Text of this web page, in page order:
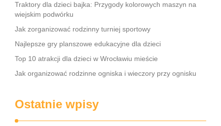
Traktory dla dzieci bajka: Przygody kolorowych maszyn na
wiejskim podwórku
Jak zorganizować rodzinny turniej sportowy
Najlepsze gry planszowe edukacyjne dla dzieci
Top 10 atrakcji dla dzieci w Wrocławiu mieście
Jak organizować rodzinne ogniska i wieczory przy ognisku
Ostatnie wpisy